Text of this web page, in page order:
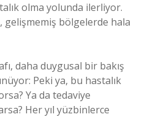
olma yolunda ilerliyor.
gelişmemiş bölgelerde hala
daha duygusal bir bakış
Peki ya, bu hastalık
Ya da tedaviye
Her yıl yüzbinlerce